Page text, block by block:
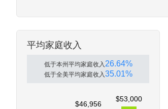
平均家庭收入
低于本州平均家庭收入 26.64%
低于全美平均家庭收入35.01%
$46,956
$53,000